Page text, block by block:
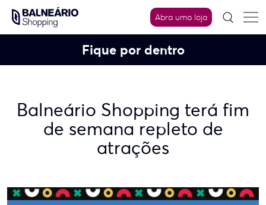
content
Abra uma loja
Fique por dentro
Balneário Shopping terá fim
de semana repleto de
atrações